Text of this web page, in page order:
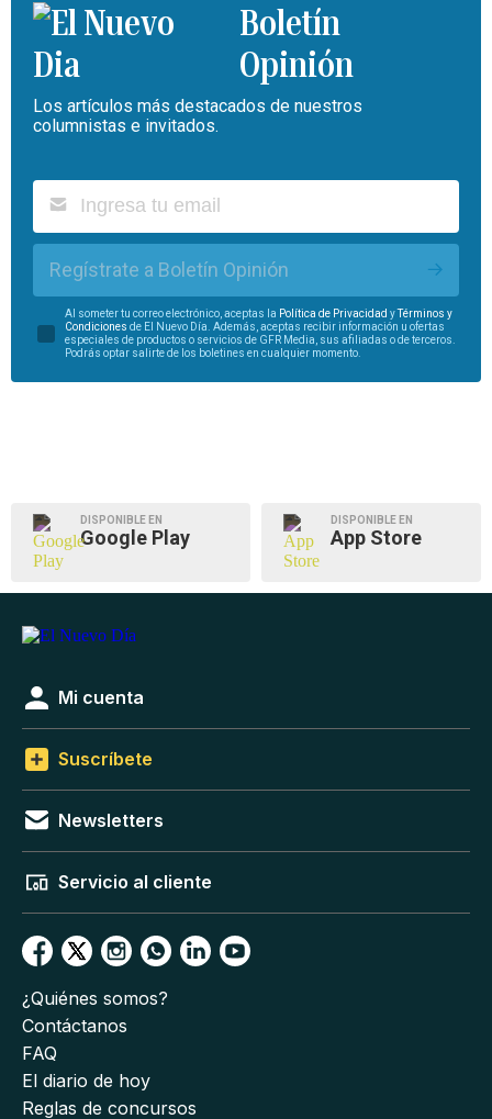
Boletín
Opinión
Los artículos más destacados de nuestros
columnistas e invitados.
Regístrate a Boletín Opinión
Al someter tu correo electrónico, aceptas la Política de Privacidad yTérminos y
Condiciones de El Nuevo Día. Además, aceptas recibir información u ofertas
especiales de productos o servicios de GFR Media, sus afiliadas o de terceros.
Podrás optar salirte de los boletines en cualquier momento.
DISPONIBLE EN
Google Play
DISPONIBLE EN
App Store
Mi cuenta
Suscríbete
Newsletters
Servicio al cliente
¿Quiénes somos?
Contáctanos
FAQ
El diario de hoy
Reglas de concursos